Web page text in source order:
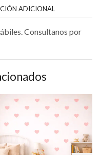
ADICIONAL
Consultanos por